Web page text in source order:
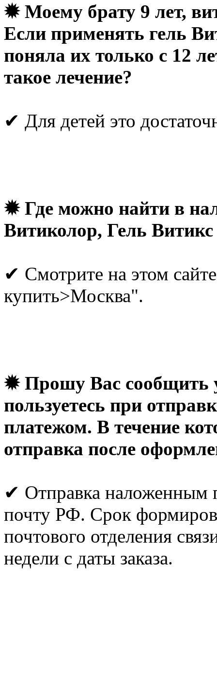
✹ Моему брату 9 лет,
Если применять гель
поняла их только с 12
такое лечение?
✔ Для детей это
✹ Где можно найти в
Витиколор, Гель
✔ Смотрите на этом
купить>Москва".
✹ Прошу Вас сообщить
пользуетесь при
платежом. В течение
отправка после
✔ Отправка наложенным
почту РФ. Срок
почтового отделения
недели с даты заказа.